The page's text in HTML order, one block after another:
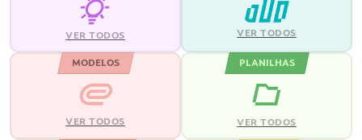
VER TODOS VER TODOS
MODELOS
VER TODOS
PLANILHAS
VER TODOS